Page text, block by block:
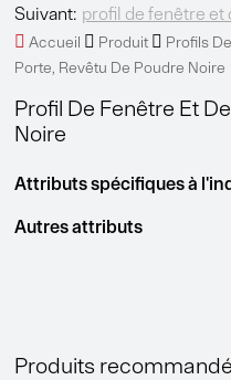
 Accueil  Produit  Profils
Porte, Revêtu De Poudre Noire
Profil De Fenêtre Et
Noire
Attributs spécifiques à
Autres attributs
Suivant: profil de fenêtre et
Produits